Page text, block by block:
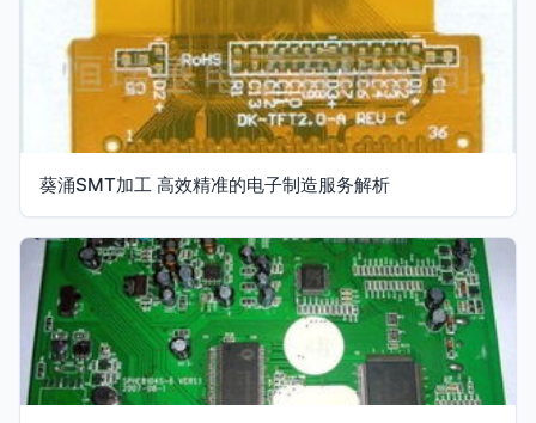
葵涌SMT加工 高效精准的电子制造服务解析